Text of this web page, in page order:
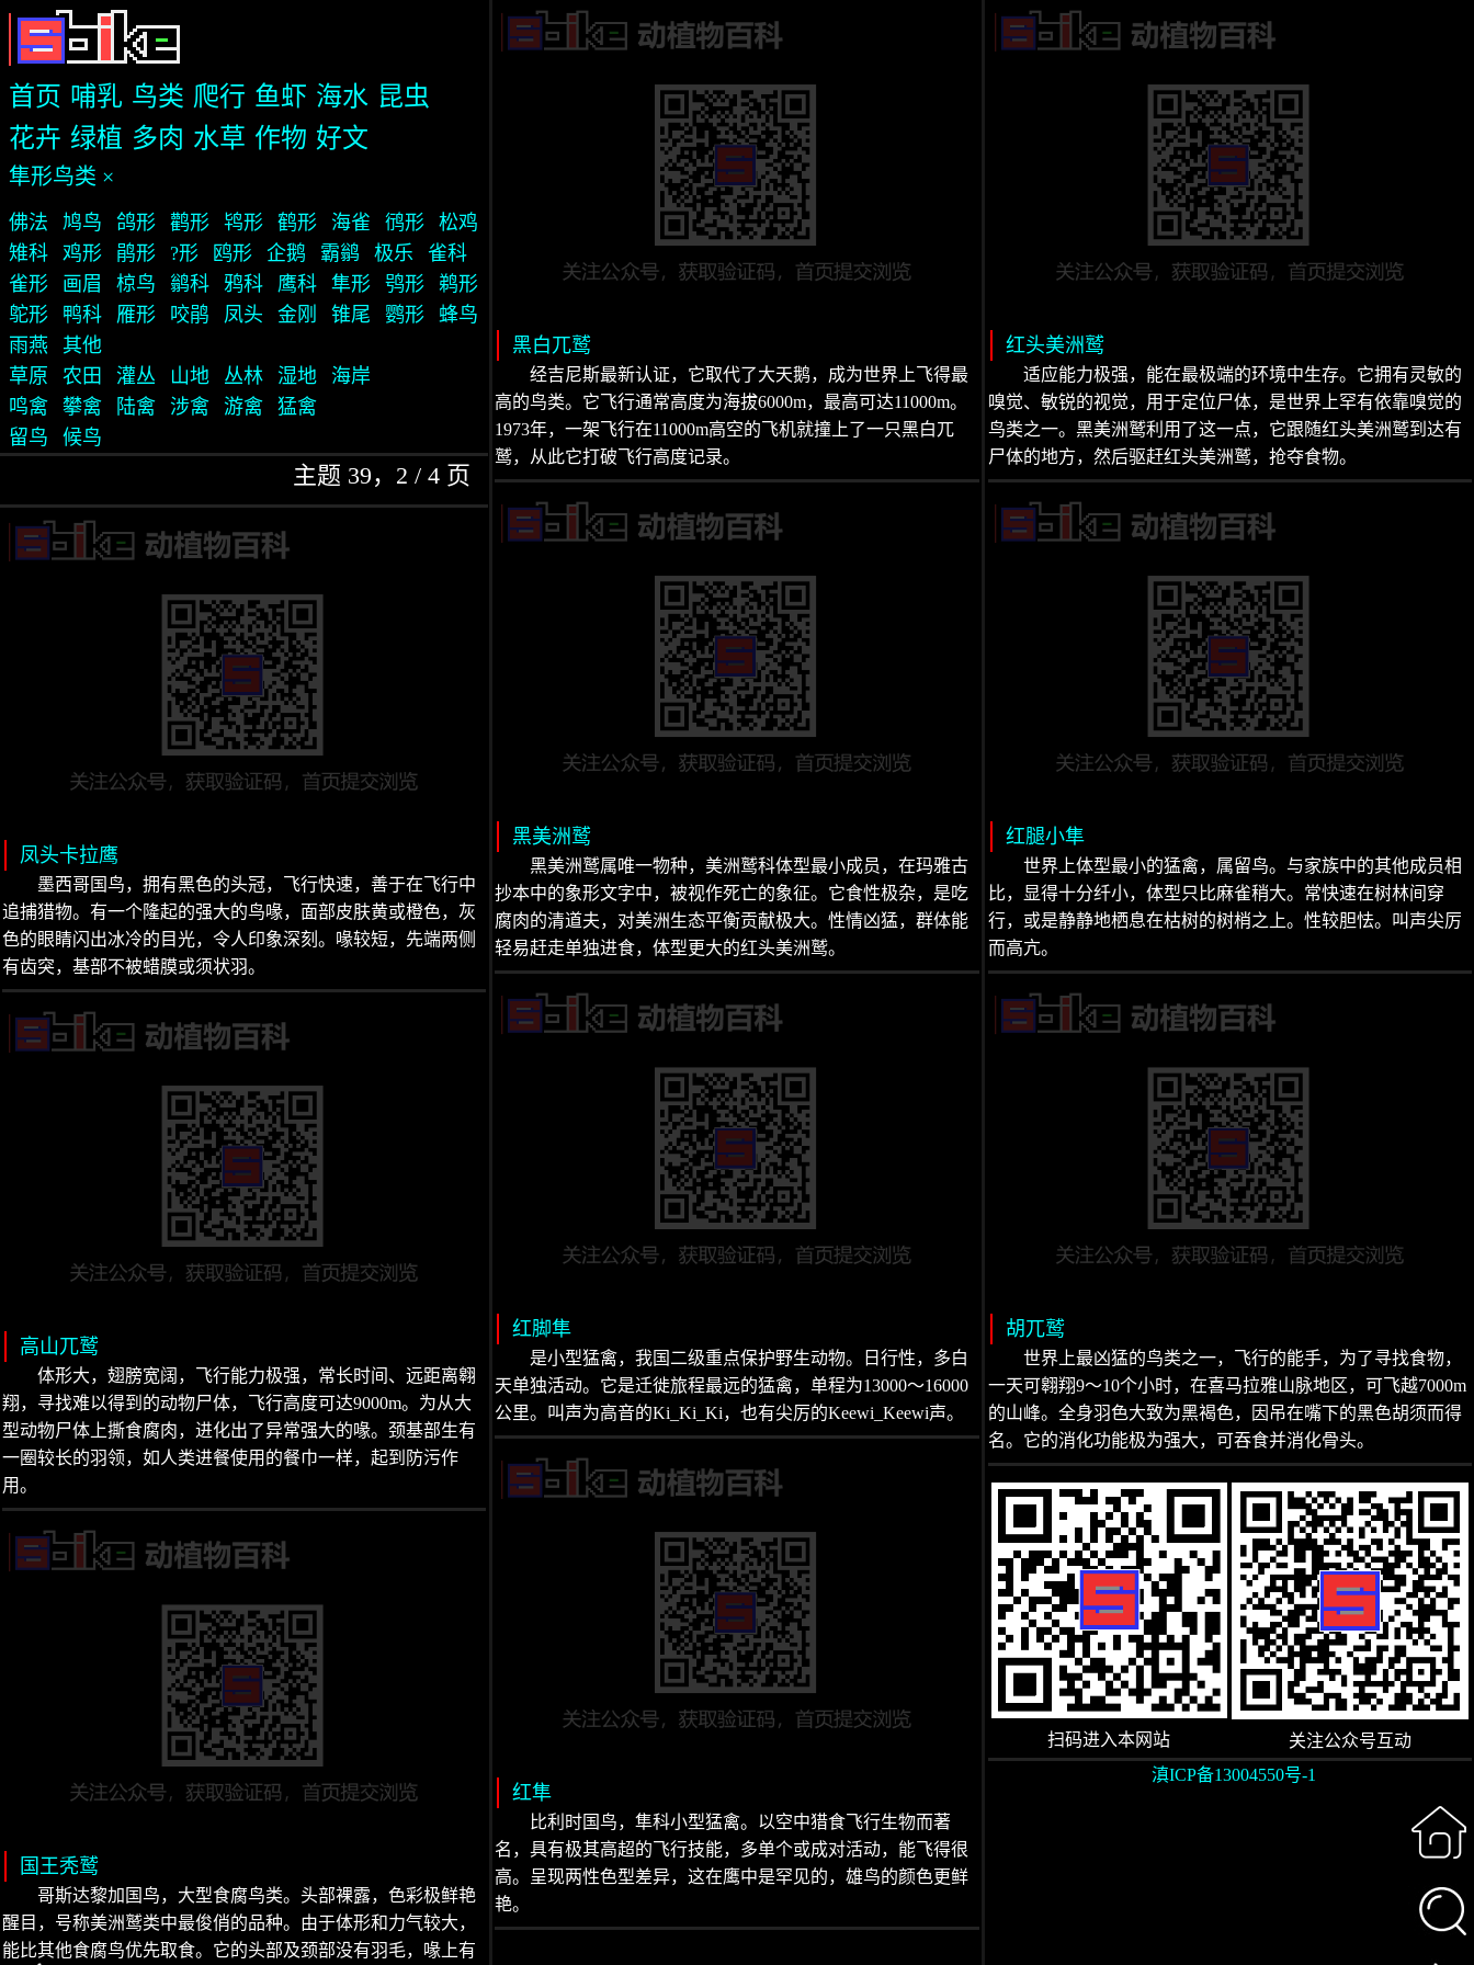
首页 哺乳 鸟类 爬行 鱼虾 海水 昆虫
花卉 绿植 多肉 水草 作物 好文
隼形鸟类 ×
佛法 鸠鸟 鸽形 鹳形 鸨形 鹤形 海雀 鸻形
松鸡
雉科
鸡形 鹃形 ?形 鸥形 企鹅 霸鹟 极乐
雀科
雀形
画眉 椋鸟 鹟科 鸦科 鹰科 隼形 鸮形
鹈形
鸵形
鸭科 雁形 咬鹃 凤头 金刚 锥尾 鹦形
蜂鸟
雨燕
其他
草原
农田 灌丛 山地 丛林 湿地
海岸
鸣禽
攀禽 陆禽 涉禽 游禽
猛禽
留鸟
候鸟
主题 39，2 / 4 页
凤头卡拉鹰
墨西哥国鸟，拥有黑色的头冠，飞行快速，善于在飞行中
追捕猎物。有一个隆起的强大的鸟喙，面部皮肤黄或橙色，灰
色的眼睛闪出冰冷的目光，令人印象深刻。喙较短，先端两侧
有齿突，基部不被蜡膜或须状羽。
高山兀鹫
体形大，翅膀宽阔，飞行能力极强，常长时间、远距离翱
翔，寻找难以得到的动物尸体，飞行高度可达9000m。为从大
型动物尸体上撕食腐肉，进化出了异常强大的喙。颈基部生有
一圈较长的羽领，如人类进餐使用的餐巾一样，起到防污作
用。
国王秃鹫
哥斯达黎加国鸟，大型食腐鸟类。头部裸露，色彩极鲜艳
醒目，号称美洲鹫类中最俊俏的品种。由于体形和力气较大，
能比其他食腐鸟优先取食。它的头部及颈部没有羽毛，喙上有
黑白兀鹫
经吉尼斯最新认证，它取代了大天鹅，成为世界上飞得最
高的鸟类。它飞行通常高度为海拔6000m，最高可达11000m。
1973年，一架飞行在11000m高空的飞机就撞上了一只黑白兀
鹫，从此它打破飞行高度记录。
黑美洲鹫
黑美洲鹫属唯一物种，美洲鹫科体型最小成员，在玛雅古
抄本中的象形文字中，被视作死亡的象征。它食性极杂，是吃
腐肉的清道夫，对美洲生态平衡贡献极大。性情凶猛，群体能
轻易赶走单独进食，体型更大的红头美洲鹫。
红脚隼
是小型猛禽，我国二级重点保护野生动物。日行性，多白
天单独活动。它是迁徙旅程最远的猛禽，单程为13000～16000
公里。叫声为高音的Ki_Ki_Ki，也有尖厉的Keewi_Keewi声。
红隼
比利时国鸟，隼科小型猛禽。以空中猎食飞行生物而著
名，具有极其高超的飞行技能，多单个或成对活动，能飞得很
高。呈现两性色型差异，这在鹰中是罕见的，雄鸟的颜色更鲜
艳。
红头美洲鹫
适应能力极强，能在最极端的环境中生存。它拥有灵敏的
嗅觉、敏锐的视觉，用于定位尸体，是世界上罕有依靠嗅觉的
鸟类之一。黑美洲鹫利用了这一点，它跟随红头美洲鹫到达有
尸体的地方，然后驱赶红头美洲鹫，抢夺食物。
红腿小隼
世界上体型最小的猛禽，属留鸟。与家族中的其他成员相
比，显得十分纤小，体型只比麻雀稍大。常快速在树林间穿
行，或是静静地栖息在枯树的树梢之上。性较胆怯。叫声尖厉
而高亢。
胡兀鹫
世界上最凶猛的鸟类之一，飞行的能手，为了寻找食物，
一天可翱翔9～10个小时，在喜马拉雅山脉地区，可飞越7000m
的山峰。全身羽色大致为黑褐色，因吊在嘴下的黑色胡须而得
名。它的消化功能极为强大，可吞食并消化骨头。
扫码进入本网站
关注公众号互动
滇ICP备13004550号-1